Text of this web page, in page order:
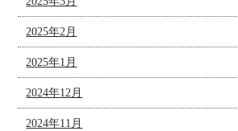
2025年2月
2025年1月
2024年12月
2024年11月